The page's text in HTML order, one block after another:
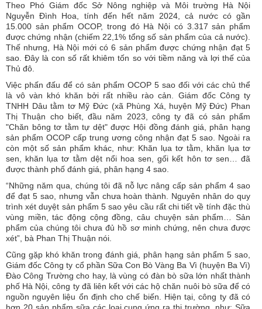
Theo Phó Giám đốc Sở Nông nghiệp và Môi trường Hà Nội
Nguyễn Đình Hoa, tính đến hết năm 2024, cả nước có gần
15.000 sản phẩm OCOP, trong đó Hà Nội có 3.317 sản phẩm
được chứng nhận (chiếm 22,1% tổng số sản phẩm của cả nước).
Thế nhưng, Hà Nội mới có 6 sản phẩm được chứng nhận đạt 5
sao. Đây là con số rất khiêm tốn so với tiềm năng và lợi thế của
Thủ đô.
Việc phấn đấu để có sản phẩm OCOP 5 sao đối với các chủ thể
là vô vàn khó khăn bởi rất nhiều rào cản. Giám đốc Công ty
TNHH Dâu tằm tơ Mỹ Đức (xã Phùng Xá, huyện Mỹ Đức) Phan
Thị Thuận cho biết, đầu năm 2023, công ty đã có sản phẩm
"Chăn bông tơ tằm tự dệt" được Hội đồng đánh giá, phân hạng
sản phẩm OCOP cấp trung ương công nhận đạt 5 sao. Ngoài ra
còn một số sản phẩm khác, như: Khăn lụa tơ tằm, khăn lụa tơ
sen, khăn lụa tơ tằm dệt nổi hoa sen, gối kết hôn tơ sen… đã
được thành phố đánh giá, phân hạng 4 sao.
“Những năm qua, chúng tôi đã nỗ lực nâng cấp sản phẩm 4 sao
để đạt 5 sao, nhưng vẫn chưa hoàn thành. Nguyên nhân do quy
trình xét duyệt sản phẩm 5 sao yêu cầu rất chi tiết về tính đặc thù
vùng miền, tác động cộng đồng, câu chuyện sản phẩm… Sản
phẩm của chúng tôi chưa đủ hồ sơ minh chứng, nên chưa được
xét”, bà Phan Thị Thuận nói.
Cũng gặp khó khăn trong đánh giá, phân hạng sản phẩm 5 sao,
Giám đốc Công ty cổ phần Sữa Con Bò Vàng Ba Vì (huyện Ba Vì)
Đào Công Trường cho hay, là vùng có đàn bò sữa lớn nhất thành
phố Hà Nội, công ty đã liên kết với các hộ chăn nuôi bò sữa để có
nguồn nguyên liệu ổn định cho chế biến. Hiện tại, công ty đã có